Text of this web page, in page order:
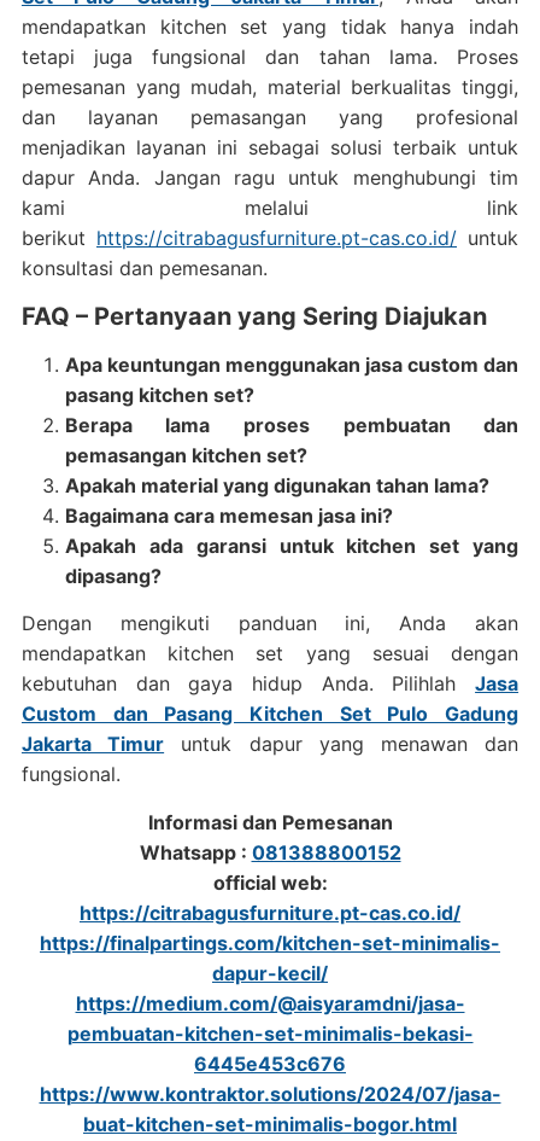
mendapatkan kitchen set yang tidak hanya indah
tetapi juga fungsional dan tahan lama. Proses
pemesanan yang mudah, material berkualitas tinggi,
dan layanan pemasangan yang profesional
menjadikan layanan ini sebagai solusi terbaik untuk
dapur Anda. Jangan ragu untuk menghubungi tim
kami melalui link
berikut https://citrabagusfurniture.pt-cas.co.id/ untuk
konsultasi dan pemesanan.
FAQ – Pertanyaan yang Sering Diajukan
Apa keuntungan menggunakan jasa custom dan
pasang kitchen set?
Berapa lama proses pembuatan dan
pemasangan kitchen set?
Apakah material yang digunakan tahan lama?
Bagaimana cara memesan jasa ini?
Apakah ada garansi untuk kitchen set yang
dipasang?
Dengan mengikuti panduan ini, Anda akan
mendapatkan kitchen set yang sesuai dengan
kebutuhan dan gaya hidup Anda. PilihlahJasa
Custom dan Pasang Kitchen Set Pulo Gadung
Jakarta Timur untuk dapur yang menawan dan
fungsional.
Informasi dan Pemesanan
Whatsapp : 081388800152
official web:
https://citrabagusfurniture.pt-cas.co.id/
https://finalpartings.com/kitchen-set-minimalis-
dapur-kecil/
https://medium.com/@aisyaramdni/jasa-
pembuatan-kitchen-set-minimalis-bekasi-
6445e453c676
https://www.kontraktor.solutions/2024/07/jasa-
buat-kitchen-set-minimalis-bogor.html